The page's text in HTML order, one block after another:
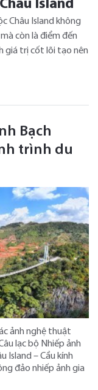
Island
Châu Island không
còn là điểm đến
giá trị cốt lõi tạo nên
Bạch
trình du
ảnh nghệ thuật
lạc bộ Nhiếp ảnh
Island – Cầu kính
đảo nhiếp ảnh gia